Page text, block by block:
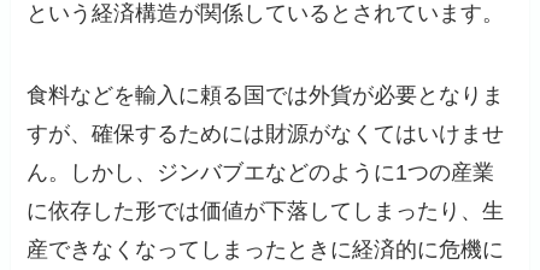
という経済構造が関係しているとされています。
食料などを輸入に頼る国では外貨が必要となりま
すが、確保するためには財源がなくてはいけませ
ん。しかし、ジンバブエなどのように1つの産業
に依存した形では価値が下落してしまったり、生
産できなくなってしまったときに経済的に危機に